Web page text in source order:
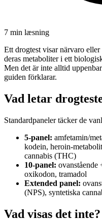
7 min læsning
Ett drogtest visar närvaro
deras metaboliter i ett
Men det är inte alltid
guiden förklarar.
Vad letar
Standardpaneler täcker de
5-panel: amfetamin/
kodein, heroin-
cannabis (THC)
10-panel:
oxikodon, tramadol
Extended panel:
(NPS), syntetiska
Vad visas det inte?